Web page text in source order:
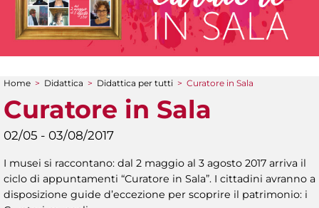
Tu sei qui
Home > Didattica > Didattica per tutti > Curatore in Sala
Curatore in Sala
02/05 - 03/08/2017
I musei si raccontano: dal 2 maggio al 3 agosto 2017 arriva il
ciclo di appuntamenti “Curatore in Sala”. I cittadini avranno a
disposizione guide d’eccezione per scoprire il patrimonio: i